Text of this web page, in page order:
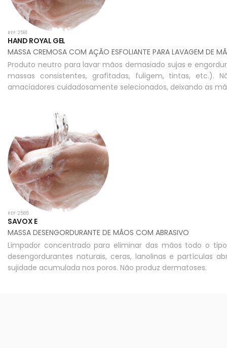
REF: 2581
HAND ROYAL GEL
MASSA CREMOSA COM AÇÃO ESFOLIANTE PARA LAVAGEM DE
Produto neutro para lavar mãos demasiado sujas e
massas consistentes, grafitadas, fuligem, tintas,
amaciadores cuidadosamente selecionados, deixando as
REF: 2585
SAVOX E
MASSA DESENGORDURANTE DE MÃOS COM ABRASIVO
Limpador concentrado para eliminar das mãos todo o
desengordurantes naturais, ceras, lanolinas e partículas
sujidade acumulada nos poros. Não produz dermatoses.